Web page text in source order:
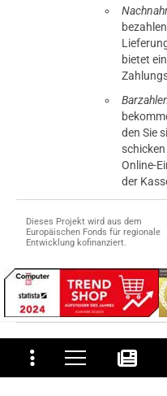
und
bietet
den Sie
schicken
Online-
der
Dieses Projekt wird aus dem
Europäischen Fonds für regionale
Entwicklung kofinanziert.
© 2015-
*Preise inkl.